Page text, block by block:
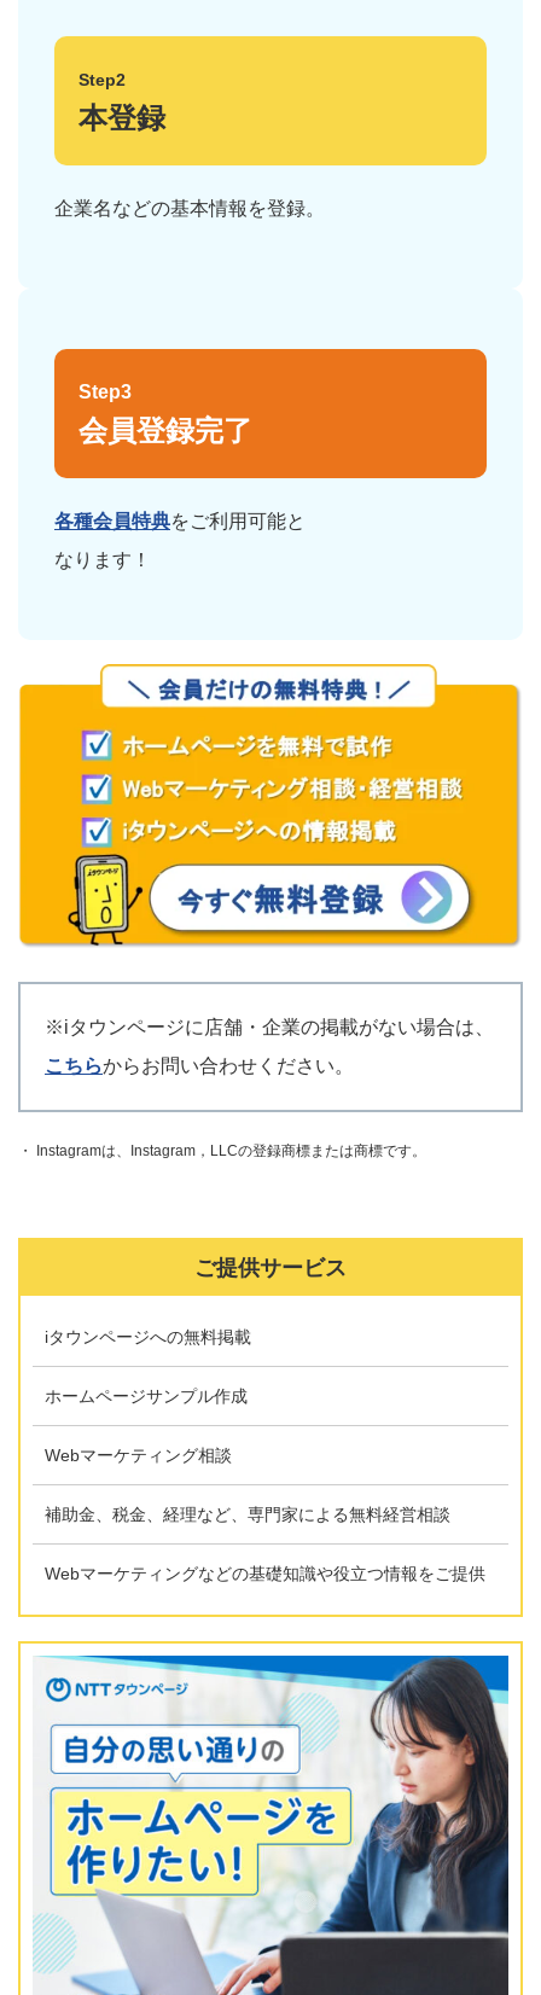
Step2
本登録
企業名などの基本情報を登録。
Step3
会員登録完了
各種会員特典をご利用可能と
なります！
※iタウンページに店舗・企業の掲載がない場合は、
こちらからお問い合わせください。
・ Instagramは、Instagram，LLCの登録商標または商標です。
ご提供サービス
iタウンページへの無料掲載
ホームページサンプル作成
Webマーケティング相談
補助金、税金、経理など、専門家による無料経営相談
Webマーケティングなどの基礎知識や役立つ情報をご提供